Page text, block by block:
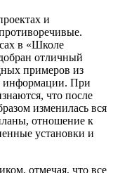
и
в «Школе
отличный
примеров из
информации. При
что после
изменилась вся
отношение к
установки и
отмечая, что все